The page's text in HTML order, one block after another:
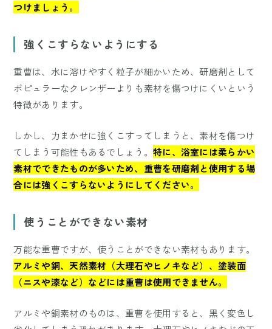
つけましょう。
強くこすらないようにする
重曹は、水に溶けやすく粒子が細かいため、研磨剤として
ポピュラーなクレンザーよりも素材を傷つけにくいという
特徴があります。
しかし、力まかせに強くこすってしまうと、素材を傷つけ
てしまう可能性もあるでしょう。 特に、浴室には柔らかい
素材でできたものが多いため、重曹を研磨剤と使用する場
合には強くこすらないようにしてください。
使うことができない素材
万能な重曹ですが、使うことができない素材もあります。
アルミや銅、天然素材（大理石やヒノキなど）、塗装面
（ニスや漆など）などには重曹は使用できません。
アルミや銅素材のものは、重曹を使用すると、黒く変色し